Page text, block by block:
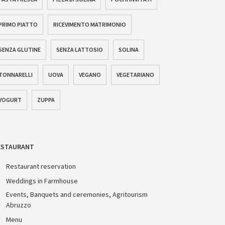
PIATTO RICEVIMENTO MATRIMONIO
GLUTINE SENZA LATTOSIO SOLINA
UOVA VEGANO VEGETARIANO
ZUPPA
Restaurant reservation
Weddings in Farmhouse
Events, Banquets and ceremonies, Agritourism
Abruzzo
Menu